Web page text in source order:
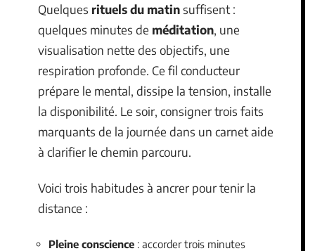
Quelques rituels du matinsuffisent :
quelques minutes de méditation, une
visualisation nette des objectifs, une
respiration profonde. Ce fil conducteur
prépare le mental, dissipe la tension, installe
la disponibilité. Le soir, consigner trois faits
marquants de la journée dans un carnet aide
à clarifier le chemin parcouru.
Voici trois habitudes à ancrer pour tenir la
distance :
Pleine conscience : accorder trois minutes